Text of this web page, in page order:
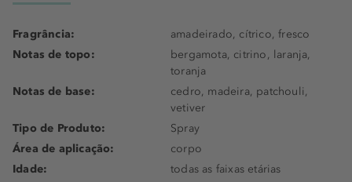
Fragrância:
amadeirado, cítrico, fresco
Notas de topo:
bergamota, citrino, laranja,
toranja
Notas de base:
cedro, madeira, patchouli,
vetiver
Tipo de Produto:
Spray
Área de aplicação:
corpo
Idade:
todas as faixas etárias